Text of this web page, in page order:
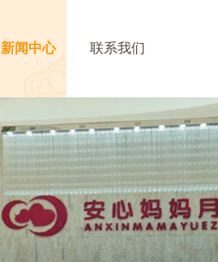
新闻中心 联系我们